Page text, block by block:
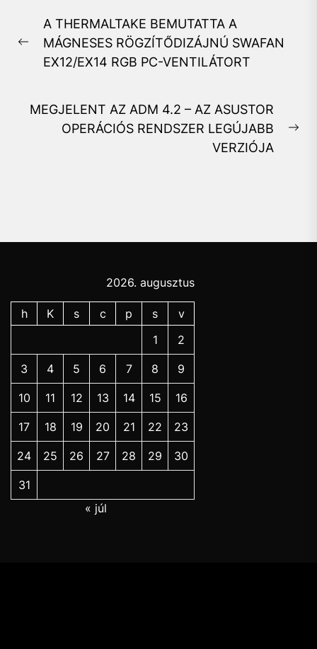
navigáció
Previous
post:
A THERMALTAKE BEMUTATTA A
MÁGNESES RÖGZÍTŐDIZÁJNÚ SWAFAN
EX12/EX14 RGB PC-VENTILÁTORT
MEGJELENT AZ ADM 4.2 – AZ ASUSTOR
OPERÁCIÓS RENDSZER LEGÚJABB
VERZIÓJA
2026. augusztus
h K s c p s
v
1
2
3 4 5 6 7 8 9
10 11 12 13 14 15 16
17 18 19 20 21 22 23
24 25 26 27 28 29 30
31
« júl